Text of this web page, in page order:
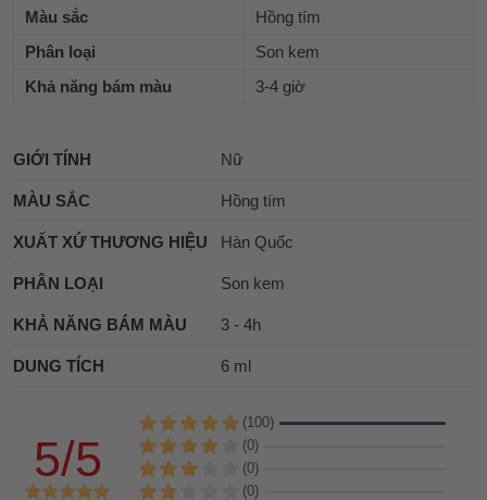
Màu sắc
Hồng tím
Phân loại
Son kem
Khả năng bám màu
3-4 giờ
GIỚI TÍNH Nữ
MÀU SẮC Hồng tím
XUẤT XỨ THƯƠNG HIỆU Hàn Quốc
PHÂN LOẠI Son kem
KHẢ NĂNG BÁM MÀU 3 - 4h
DUNG TÍCH 6 ml
5/5
(100)
(0)
(0)
(0)